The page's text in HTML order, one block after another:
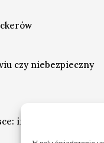
czy niebezpieczny
inspiracje na